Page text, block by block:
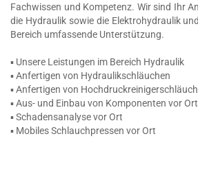
Fachwissen und Kompetenz. Wir sind Ihr
die Hydraulik sowie die Elektrohydraulik
Bereich umfassende Unterstützung.
▪ Unsere Leistungen im Bereich Hydraulik
▪ Anfertigen von Hydraulikschläuchen
▪ Anfertigen von
▪ Aus- und Einbau von Komponenten vor Ort
▪ Schadensanalyse vor Ort
▪ Mobiles Schlauchpressen vor Ort